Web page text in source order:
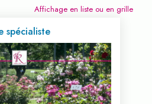
Affichage en liste ou en grille
spécialiste